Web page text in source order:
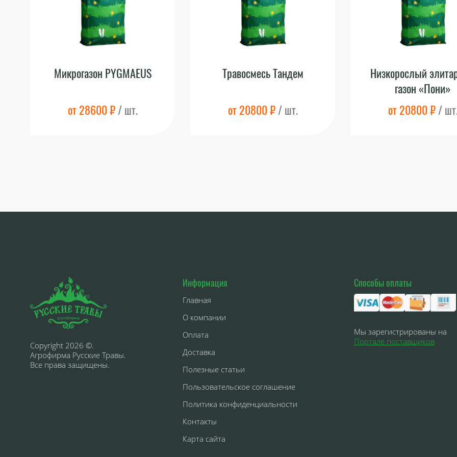
Микрогазон PYGMAEUS
от 28600 ₽/ шт.
Травосмесь Тандем
от 20800 ₽/ шт.
Низкорослый
газон «Пони»
от 20800 ₽/
Copyright 2026 ©.
Агрофирма Русские Травы.
Все права защищены.
Информация
Главная
О компании
Оплата
Доставка
Полезные статьи
Пользовательское соглашение
Политика конфиденциальности
Контакты
Карта сайта
Способы оплаты
Мы зарегистрированы на
Портале поставщиков